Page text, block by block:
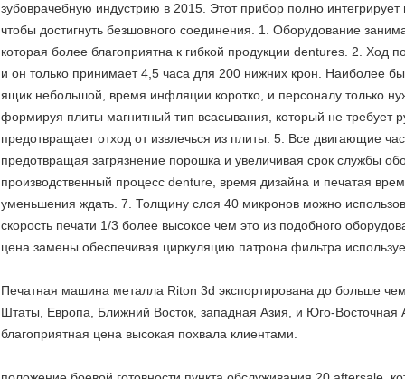
зубоврачебную индустрию в 2015. Этот прибор полно
чтобы достигнуть безшовного соединения. 1. Оборудование
которая более благоприятна к гибкой продукции dentures. 2. Ход
и он только принимает 4,5 часа для 200 нижних крон. Наиболее
ящик небольшой, время инфляции коротко, и персоналу только
формируя плиты магнитный тип всасывания, который не требует
предотвращает отход от извлечься из плиты. 5. Все двигающие
предотвращая загрязнение порошка и увеличивая срок службы
производственный процесс denture, время дизайна и печатая
уменьшения ждать. 7. Толщину слоя 40 микронов можно
скорость печати 1/3 более высокое чем это из подобного
цена замены обеспечивая циркуляцию патрона фильтра
Печатная машина металла Riton 3d экспортирована до больше
Штаты, Европа, Ближний Восток, западная Азия, и Юго-Восточная
благоприятная цена высокая похвала клиентами.